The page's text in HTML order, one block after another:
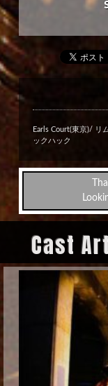
Earls Court(東京)/ リ
ックハック
Cast